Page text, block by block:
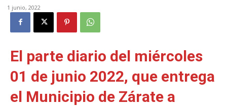
1 junio, 2022
El parte diario del miércoles
01 de junio 2022, que entrega
el Municipio de Zárate a